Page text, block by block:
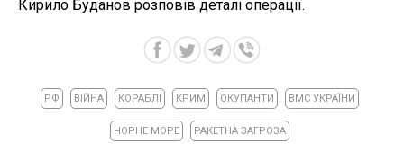
Кирило Буданов розповів деталі операції.
РФ ВІЙНА КОРАБЛІ КРИМ ОКУПАНТИ ВМС УКРАЇНИ
ЧОРНЕ МОРЕ РАКЕТНА ЗАГРОЗА